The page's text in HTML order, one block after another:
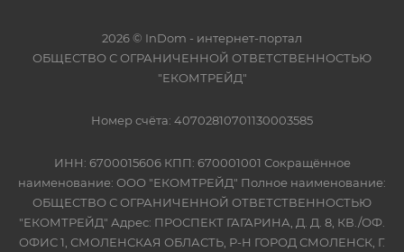
2026 © InDom - интернет-портал
ОБЩЕСТВО С ОГРАНИЧЕННОЙ ОТВЕТСТВЕННОСТЬЮ
"ЕКОМТРЕЙД"
Номер счёта: 40702810701130003585
ИНН: 6700015606 КПП: 670001001 Сокращённое
наименование: ООО "ЕКОМТРЕЙД" Полное наименование:
ОБЩЕСТВО С ОГРАНИЧЕННОЙ ОТВЕТСТВЕННОСТЬЮ
"ЕКОМТРЕЙД" Адрес: ПРОСПЕКТ ГАГАРИНА, Д. Д. 8, КВ./ОФ.
ОФИС 1, СМОЛЕНСКАЯ ОБЛАСТЬ, Р-Н ГОРОД СМОЛЕНСК, Г.